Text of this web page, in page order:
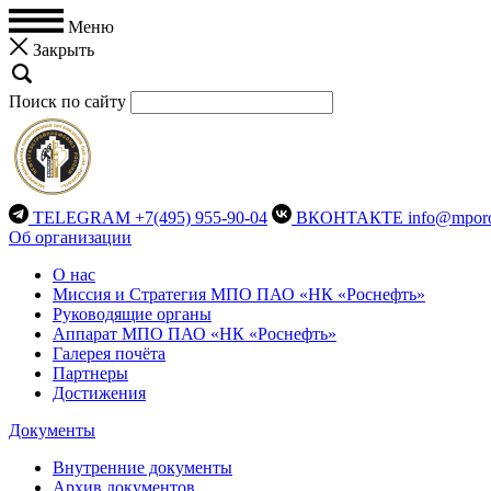
Меню
Закрыть
Поиск по сайту
TELEGRAM +7(495) 955-90-04 ВКОНТАКТЕ
Об организации
О нас
Миссия и Стратегия МПО ПАО «НК «Роснефть»
Руководящие органы
Аппарат МПО ПАО «НК «Роснефть»
Галерея почёта
Партнеры
Достижения
Документы
Внутренние документы
Архив документов